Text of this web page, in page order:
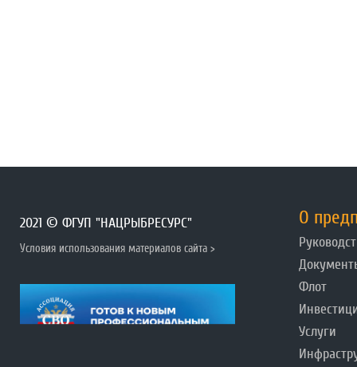
2021 © ФГУП "НАЦРЫБРЕСУРС"
Условия использования материалов сайта >
О
Флот
Услуги